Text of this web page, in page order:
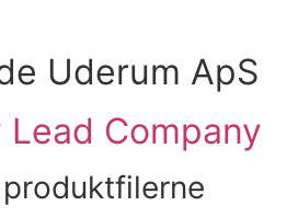
Uderum ApS
Lead Company